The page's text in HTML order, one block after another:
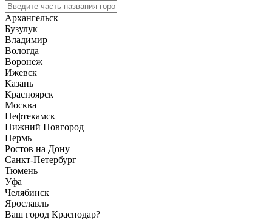
Архангельск
Бузулук
Владимир
Вологда
Воронеж
Ижевск
Казань
Красноярск
Москва
Нефтекамск
Нижний Новгород
Пермь
Ростов на Дону
Санкт-Петербург
Тюмень
Уфа
Челябинск
Ярославль
Ваш город Краснодар?